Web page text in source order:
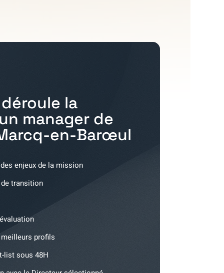
la
manager de
en-Barœul
enjeux de la mission
transition
profils
list sous 48H